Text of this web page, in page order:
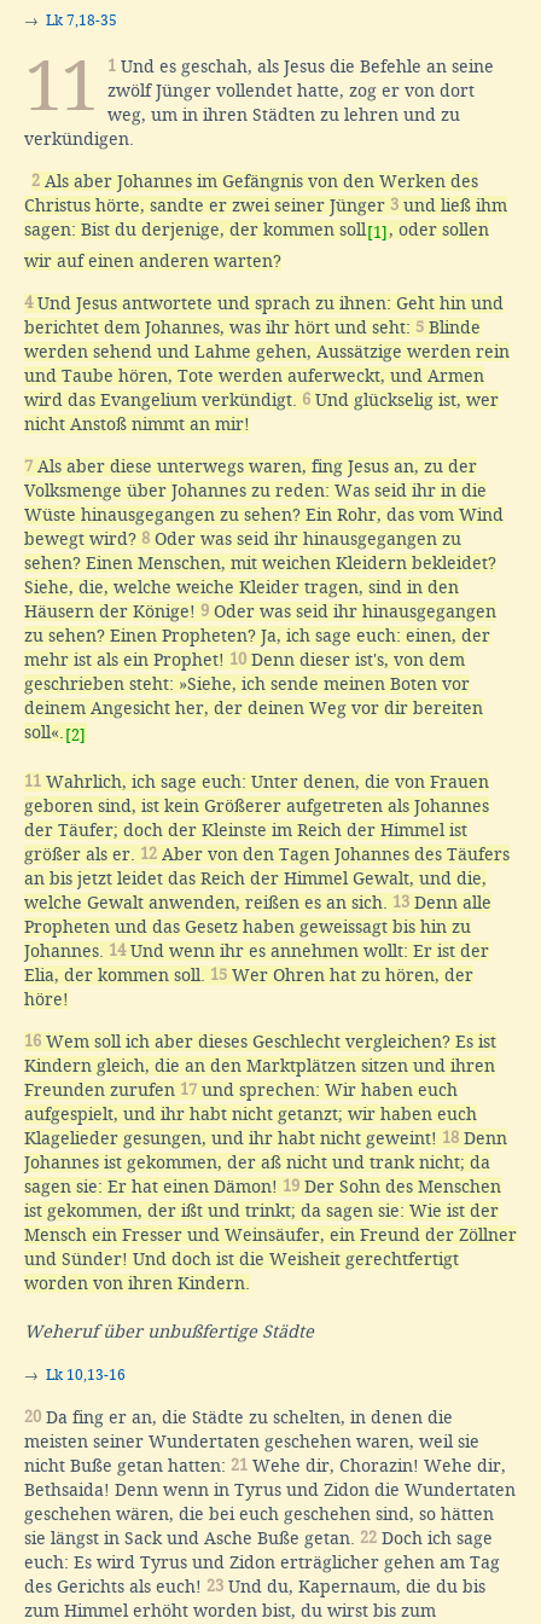
→ Lk 7,18-35
11 1 Und es geschah, als Jesus die Befehle an seine
zwölf Jünger vollendet hatte, zog er von dort
weg, um in ihren Städten zu lehren und zu
verkündigen.
2 Als aber Johannes im Gefängnis von den Werken des
Christus hörte, sandte er zwei seiner Jünger 3 und ließ ihm
sagen: Bist du derjenige, der kommen soll [1] , oder sollen
wir auf einen anderen warten?
4Und Jesus antwortete und sprach zu ihnen: Geht hin und
berichtet dem Johannes, was ihr hört und seht: 5 Blinde
werden sehend und Lahme gehen, Aussätzige werden rein
und Taube hören, Tote werden auferweckt, und Armen
wird das Evangelium verkündigt. 6 Und glückselig ist, wer
nicht Anstoß nimmt an mir!
7 Als aber diese unterwegs waren, fing Jesus an, zu der
Volksmenge über Johannes zu reden: Was seid ihr in die
Wüste hinausgegangen zu sehen? Ein Rohr, das vom Wind
bewegt wird? 8 Oder was seid ihr hinausgegangen zu
sehen? Einen Menschen, mit weichen Kleidern bekleidet?
Siehe, die, welche weiche Kleider tragen, sind in den
Häusern der Könige! 9 Oder was seid ihr hinausgegangen
zu sehen? Einen Propheten? Ja, ich sage euch: einen, der
mehr ist als ein Prophet! 10 Denn dieser ist's, von dem
geschrieben steht: »Siehe, ich sende meinen Boten vor
deinem Angesicht her, der deinen Weg vor dir bereiten
soll«. [2]
11 Wahrlich, ich sage euch: Unter denen, die von Frauen
geboren sind, ist kein Größerer aufgetreten als Johannes
der Täufer; doch der Kleinste im Reich der Himmel ist
größer als er. 12 Aber von den Tagen Johannes des Täufers
an bis jetzt leidet das Reich der Himmel Gewalt, und die,
welche Gewalt anwenden, reißen es an sich. 13 Denn alle
Propheten und das Gesetz haben geweissagt bis hin zu
Johannes. 14Und wenn ihr es annehmen wollt: Er ist der
Elia, der kommen soll. 15 Wer Ohren hat zu hören, der
höre!
16 Wem soll ich aber dieses Geschlecht vergleichen? Es ist
Kindern gleich, die an den Marktplätzen sitzen und ihren
Freunden zurufen 17 und sprechen: Wir haben euch
aufgespielt, und ihr habt nicht getanzt; wir haben euch
Klagelieder gesungen, und ihr habt nicht geweint! 18 Denn
Johannes ist gekommen, der aß nicht und trank nicht; da
sagen sie: Er hat einen Dämon! 19 Der Sohn des Menschen
ist gekommen, der ißt und trinkt; da sagen sie: Wie ist der
Mensch ein Fresser und Weinsäufer, ein Freund der Zöllner
und Sünder! Und doch ist die Weisheit gerechtfertigt
worden von ihren Kindern.
Weheruf über unbußfertige Städte
→ Lk 10,13-16
20 Da fing er an, die Städte zu schelten, in denen die
meisten seiner Wundertaten geschehen waren, weil sie
nicht Buße getan hatten: 21 Wehe dir, Chorazin! Wehe dir,
Bethsaida! Denn wenn in Tyrus und Zidon die Wundertaten
geschehen wären, die bei euch geschehen sind, so hätten
sie längst in Sack und Asche Buße getan. 22 Doch ich sage
euch: Es wird Tyrus und Zidon erträglicher gehen am Tag
des Gerichts als euch! 23 Und du, Kapernaum, die du bis
zum Himmel erhöht worden bist, du wirst bis zum